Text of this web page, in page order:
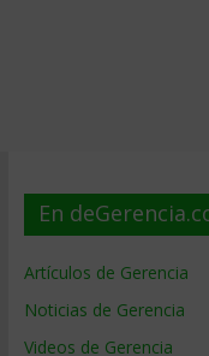
En
Artículos de Gerencia
Noticias de Gerencia
Videos de Gerencia